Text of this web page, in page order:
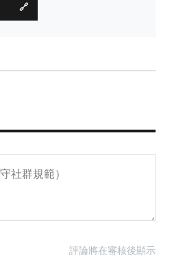
🔗
評論將在審核後顯示